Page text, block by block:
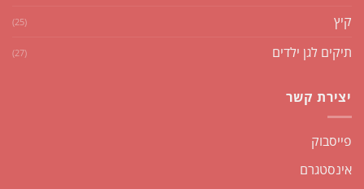
קיץ (25)
תיקים לגן ילדים (27)
יצירת קשר
פייסבוק
אינסטגרם